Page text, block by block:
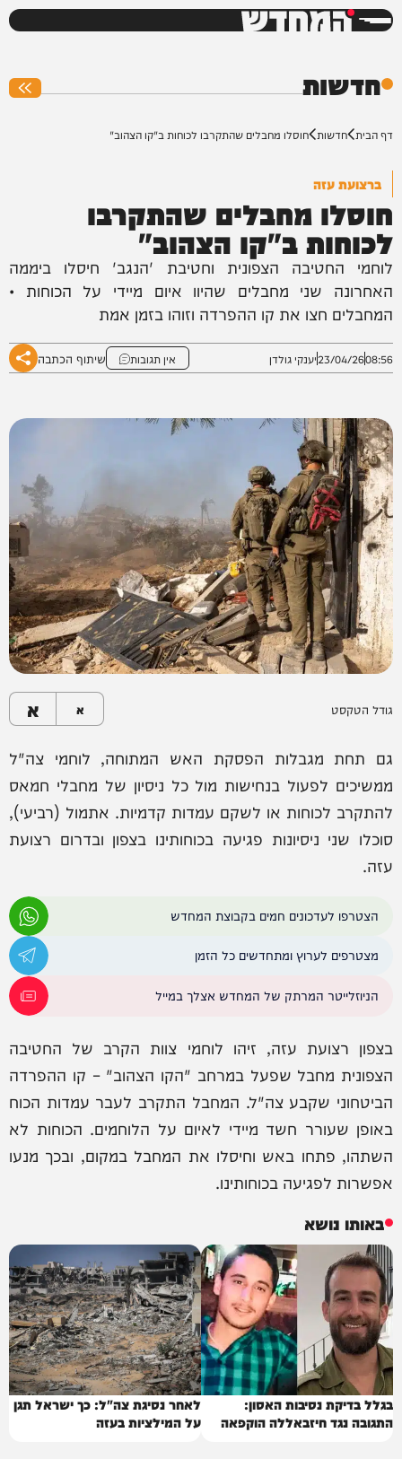
המחדש
חדשות
דף הבית חדשות חוסלו מחבלים שהתקרבו לכוחות ב"קו הצהוב"
ברצועת עזה
חוסלו מחבלים שהתקרבו
לכוחות ב"קו הצהוב"
לוחמי החטיבה הצפונית וחטיבת 'הנגב' חיסלו ביממה
האחרונה שני מחבלים שהיוו איום מיידי על הכוחות •
המחבלים חצו את קו ההפרדה וזוהו בזמן אמת
08:56
23/04/26יענקי גולדן אין תגובות שיתוף הכתבה
גודל הטקסט א א
גם תחת מגבלות הפסקת האש המתוחה, לוחמי צה"ל
ממשיכים לפעול בנחישות מול כל ניסיון של מחבלי חמאס
להתקרב לכוחות או לשקם עמדות קדמיות. אתמול (רביעי),
סוכלו שני ניסיונות פגיעה בכוחותינו בצפון ובדרום רצועת
עזה.
הצטרפו לעדכונים חמים בקבוצת המחדש
מצטרפים לערוץ ומתחדשים כל הזמן
הניוזלייטר המרתק של המחדש אצלך במייל
בצפון רצועת עזה, זיהו לוחמי צוות הקרב של החטיבה
הצפונית מחבל שפעל במרחב "הקו הצהוב" – קו ההפרדה
הביטחוני שקבע צה"ל. המחבל התקרב לעבר עמדות הכוח
באופן שעורר חשד מיידי לאיום על הלוחמים. הכוחות לא
השתהו, פתחו באש וחיסלו את המחבל במקום, ובכך מנעו
אפשרות לפגיעה בכוחותינו.
באותו נושא
בגלל בדיקת נסיבות האסון:
התגובה נגד חיזבאללה הוקפאה
לאחר נסיגת צה"ל: כך ישראל תגן
על המילציות בעזה